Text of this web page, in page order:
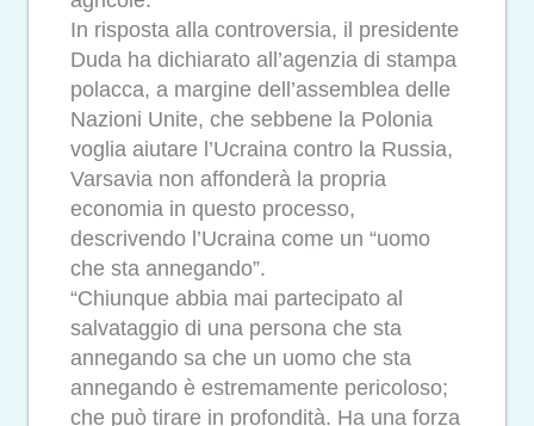
In risposta alla controversia, il presidente
Duda ha dichiarato all’agenzia di stampa
polacca, a margine dell’assemblea delle
Nazioni Unite, che sebbene la Polonia
voglia aiutare l’Ucraina contro la Russia,
Varsavia non affonderà la propria
economia in questo processo,
descrivendo l’Ucraina come un “uomo
che sta annegando”.
“Chiunque abbia mai partecipato al
salvataggio di una persona che sta
annegando sa che un uomo che sta
annegando è estremamente pericoloso;
che può tirare in profondità. Ha una forza